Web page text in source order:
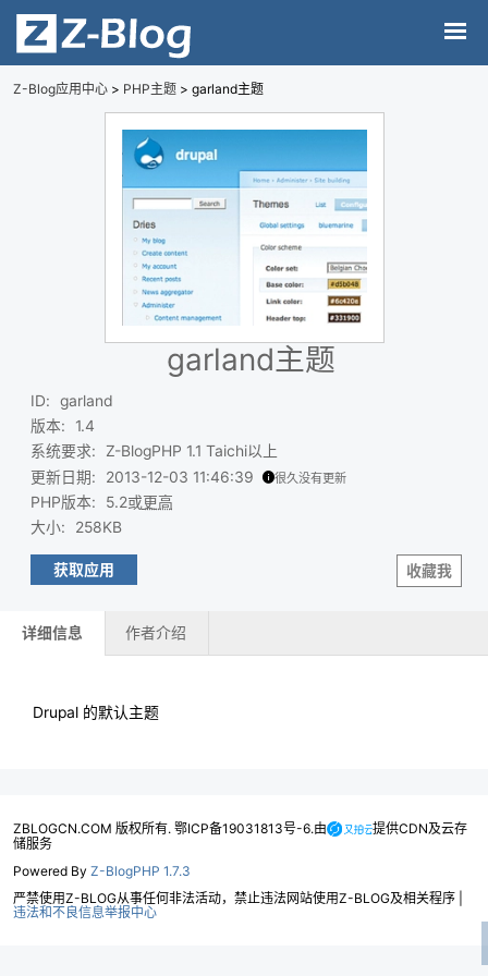
Z-Blog应用中心 > PHP主题 > garland主题
garland主题
ID:
garland
版本:
1.4
系统要求:
Z-BlogPHP 1.1 Taichi以上
更新日期: 2013-12-03 11:46:39 很久没有更新
PHP版本: 5.2或更高
大小: 258KB
收藏我
获取应用
详细信息 作者介绍
Drupal 的默认主题
ZBLOGCN.COM 版权所有. 鄂ICP备19031813号-6.由
提供CDN及云存
储服务
Powered By Z-BlogPHP 1.7.3
严禁使用Z-BLOG从事任何非法活动，禁止违法网站使用Z-BLOG及相关程序 |
违法和不良信息举报中心